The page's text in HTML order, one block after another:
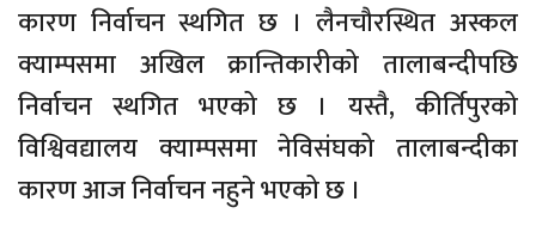
कारण निर्वाचन स्थगित छ । लैनचौरस्थित अस्कल
क्याम्पसमा अखिल क्रान्तिकारीको तालाबन्दीपछि
निर्वाचन स्थगित भएको छ । यस्तै, कीर्तिपुरको
विश्विवद्यालय क्याम्पसमा नेविसंघको तालाबन्दीका
कारण आज निर्वाचन नहुने भएको छ ।